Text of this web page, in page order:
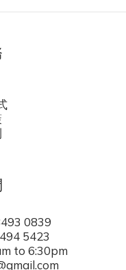
0839
5423
to 6:30pm